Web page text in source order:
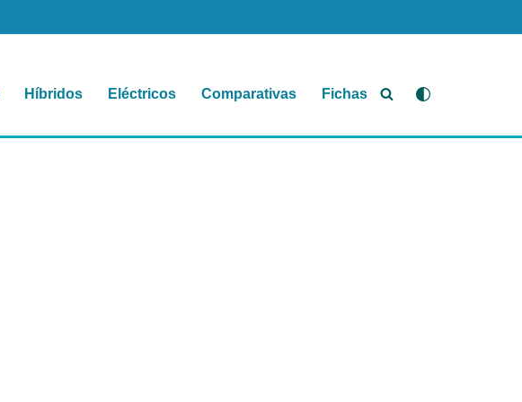
Híbridos Eléctricos Comparativas Fichas